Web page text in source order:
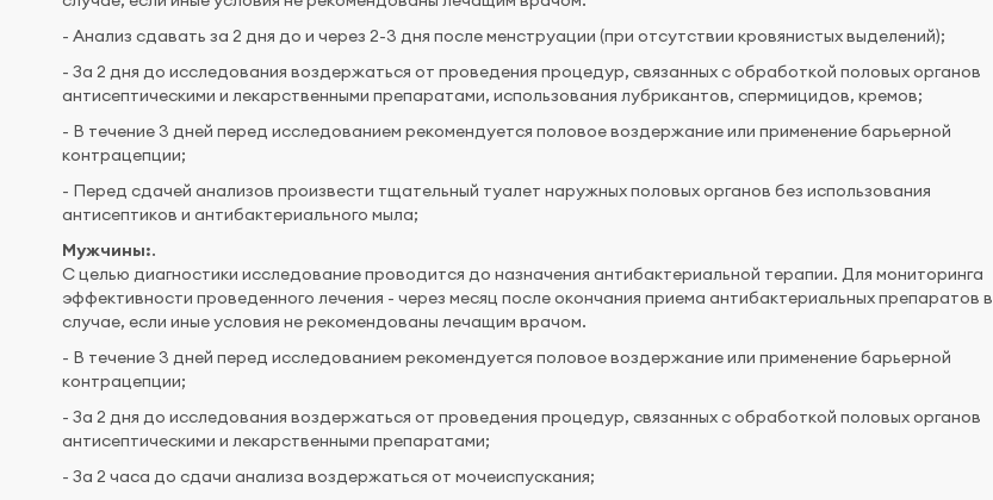
- Анализ сдавать за 2 дня до и через 2-3 дня после менструации (при отсутствии кровянистых выделений);
- За 2 дня до исследования воздержаться от проведения процедур, связанных с обработкой половых органов
антисептическими и лекарственными препаратами, использования лубрикантов, спермицидов, кремов;
- В течение 3 дней перед исследованием рекомендуется половое воздержание или применение барьерной
контрацепции;
- Перед сдачей анализов произвести тщательный туалет наружных половых органов без использования
антисептиков и антибактериального мыла;
Мужчины:.
С целью диагностики исследование проводится до назначения антибактериальной терапии. Для мониторинга
эффективности проведенного лечения - через месяц после окончания приема антибактериальных препаратов в
случае, если иные условия не рекомендованы лечащим врачом.
- В течение 3 дней перед исследованием рекомендуется половое воздержание или применение барьерной
контрацепции;
- За 2 дня до исследования воздержаться от проведения процедур, связанных с обработкой половых органов
антисептическими и лекарственными препаратами;
- За 2 часа до сдачи анализа воздержаться от мочеиспускания;